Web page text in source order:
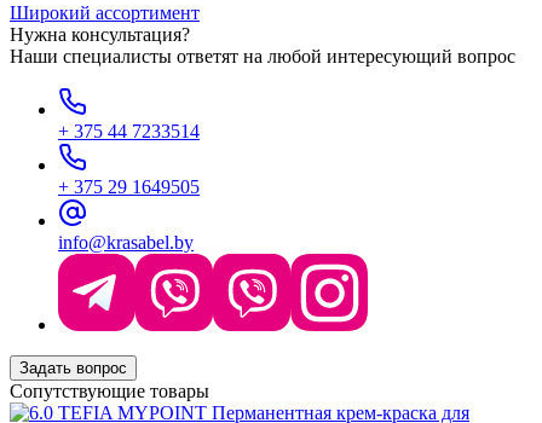
Широкий ассортимент
Нужна консультация?
Наши специалисты ответят на любой интересующий вопрос
+ 375 44 7233514
+ 375 29 1649505
info@krasabel.by
Задать вопрос
Сопутствующие товары